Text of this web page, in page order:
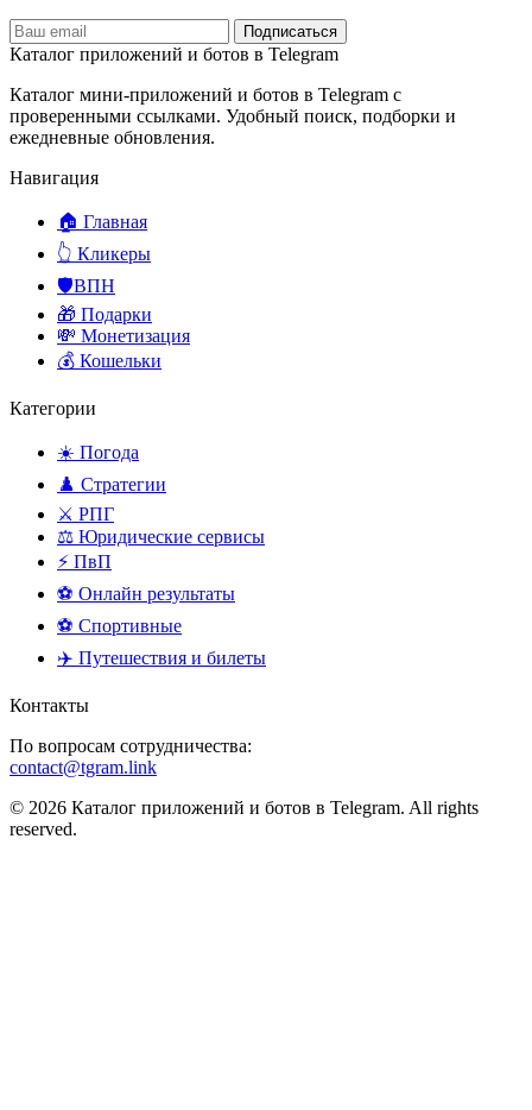
Подписаться
Каталог приложений и ботов в Telegram
Каталог мини-приложений и ботов в Telegram с
проверенными ссылками. Удобный поиск, подборки и
ежедневные обновления.
Навигация
🏠 Главная
👆 Кликеры
🛡️ВПН
🎁 Подарки
💸 Монетизация
💰 Кошельки
Категории
☀️ Погода
♟️ Стратегии
⚔️ РПГ
⚖️ Юридические сервисы
⚡ ПвП
⚽ Онлайн результаты
⚽ Спортивные
✈️ Путешествия и билеты
Контакты
По вопросам сотрудничества:
contact@tgram.link
© 2026 Каталог приложений и ботов в Telegram. All rights
reserved.